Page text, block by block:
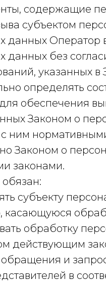
содержащие
субъектом
данных Оператор
данных без
указанных
определять
обеспечения
Законом о
с ним
Законом о
законами.
субъекту
обработку
действующим
обращения и
в